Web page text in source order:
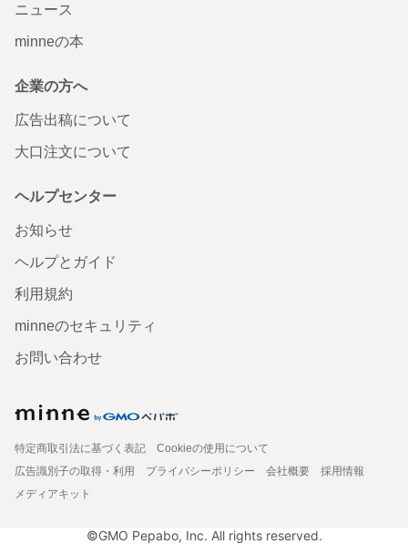
ニュース
minneの本
企業の方へ
広告出稿について
大口注文について
ヘルプセンター
お知らせ
ヘルプとガイド
利用規約
minneのセキュリティ
お問い合わせ
特定商取引法に基づく表記
Cookieの使用について
広告識別子の取得・利用
プライバシーポリシー 会社概要
採用情報
メディアキット
©GMO Pepabo, Inc. All rights reserved.